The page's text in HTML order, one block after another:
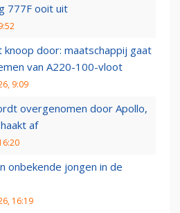
777F ooit uit
knoop door: maatschappij gaat
van A220-100-vloot
9:09
overgenomen door Apollo,
af
onbekende jongen in de
16:19